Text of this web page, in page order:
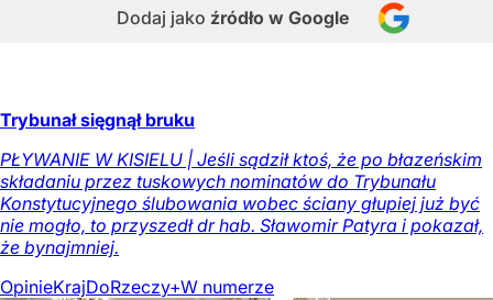
Dodaj jako źródło w Google
Trybunał sięgnął bruku
PŁYWANIE W KISIELU | Jeśli sądził ktoś, że po błazeńskim
składaniu przez tuskowych nominatów do Trybunału
Konstytucyjnego ślubowania wobec ściany głupiej już być
nie mogło, to przyszedł dr hab. Sławomir Patyra i pokazał,
że bynajmniej.
OpinieKrajDoRzeczy+W numerze